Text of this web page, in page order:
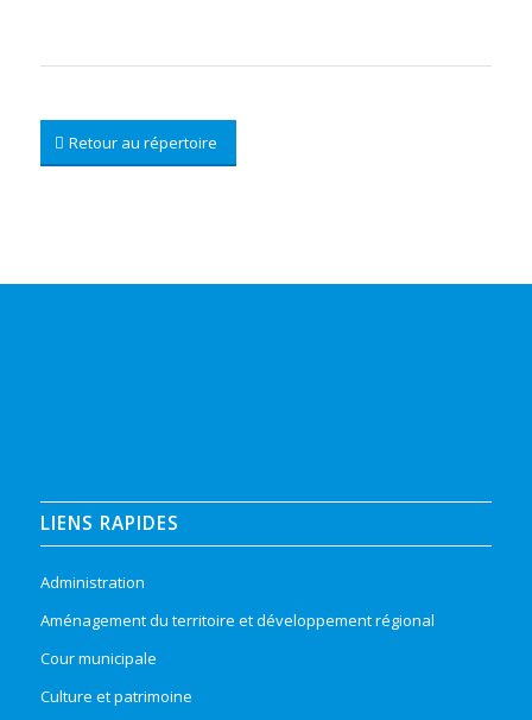
Retour au répertoire
LIENS RAPIDES
Administration
Aménagement du territoire et développement régional
Cour municipale
Culture et patrimoine